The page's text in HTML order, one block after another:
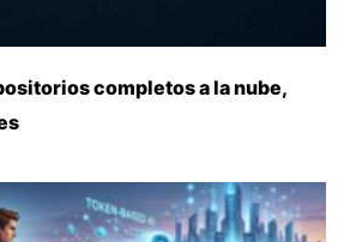
completos a la nube,